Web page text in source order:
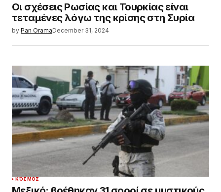
Οι σχέσεις Ρωσίας και Τουρκίας είναι
τεταμένες λόγω της κρίσης στη Συρία
by Pan OramaDecember 31, 2024
ΚΌΣΜΟΣ